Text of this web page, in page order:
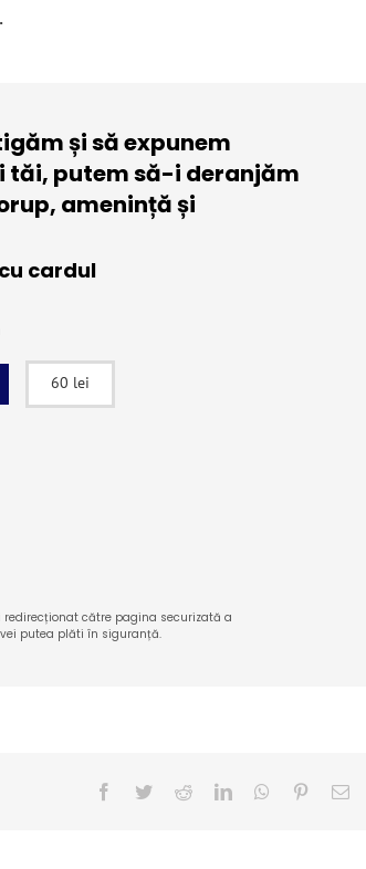
.
și să expunem
tăi, putem să-i deranjăm
amenință și
cardul
60 lei
redirecționat către pagina securizată a
putea plăti în siguranță.